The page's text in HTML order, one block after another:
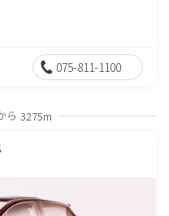
075-811-1100
ら 3275m